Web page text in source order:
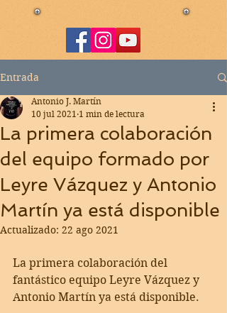
Entrada
La primera colaboración
del equipo formado por
Leyre Vázquez y Antonio
Martín ya está disponible
Antonio J. Martín
10 jul 2021 1 min de lectura
Actualizado: 22 ago 2021
La primera colaboración del
fantástico equipo Leyre Vázquez y
Antonio Martín ya está disponible.